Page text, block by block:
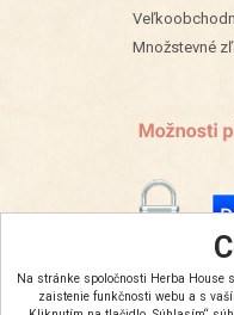
Na stránke spoločnosti Herba House
zaistenie funkčnosti webu a s
Množstevné